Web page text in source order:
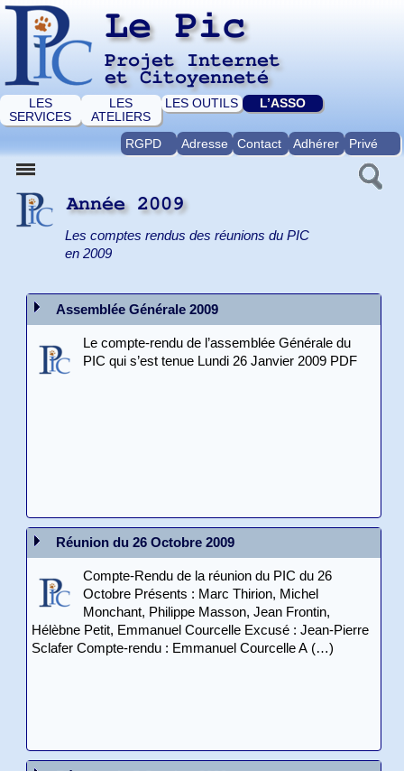
Le Pic
Projet Internet
et Citoyenneté
LES
SERVICES
LES
ATELIERS
LES OUTILS L’ASSO
RGPD Adresse Contact Adhérer Privé
Année 2009
Les comptes rendus des réunions du PIC
en 2009
Assemblée Générale 2009
Le compte-rendu de l’assemblée Générale du
PIC qui s’est tenue Lundi 26 Janvier 2009 PDF
Réunion du 26 Octobre 2009
Compte-Rendu de la réunion du PIC du 26
Octobre Présents : Marc Thirion, Michel
Monchant, Philippe Masson, Jean Frontin,
Hélèbne Petit, Emmanuel Courcelle Excusé : Jean-Pierre
Sclafer Compte-rendu : Emmanuel Courcelle A (…)